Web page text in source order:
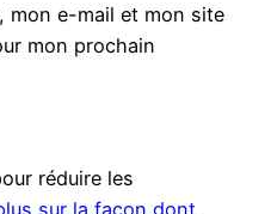
mon e-mail et mon site
mon prochain
réduire les
sur la façon dont